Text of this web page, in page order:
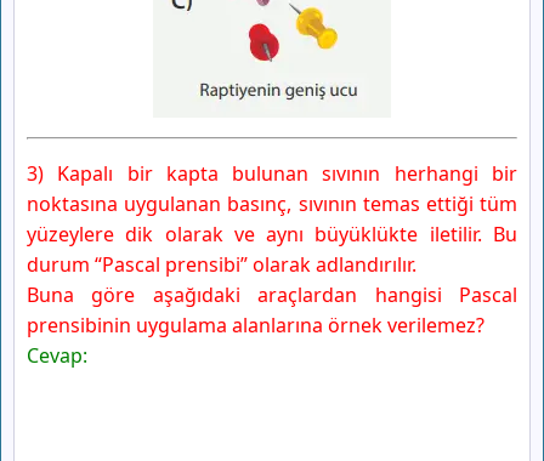
3) Kapalı bir kapta bulunan sıvının herhangi bir
noktasına uygulanan basınç, sıvının temas ettiği tüm
yüzeylere dik olarak ve aynı büyüklükte iletilir. Bu
durum “Pascal prensibi” olarak adlandırılır.
Buna göre aşağıdaki araçlardan hangisi Pascal
prensibinin uygulama alanlarına örnek verilemez?
Cevap: